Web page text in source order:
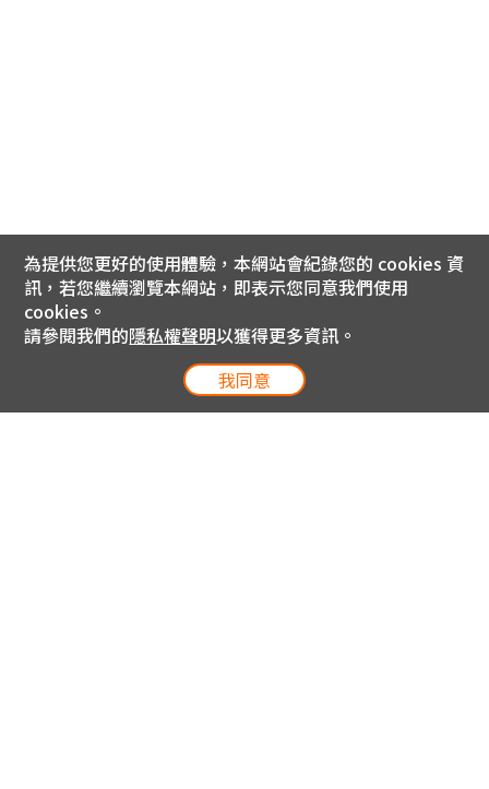
為提供您更好的使用體驗，本網站會紀錄您的 cookies 資
訊，若您繼續瀏覽本網站，即表示您同意我們使用
cookies。
請參閱我們的隱私權聲明以獲得更多資訊。
我同意